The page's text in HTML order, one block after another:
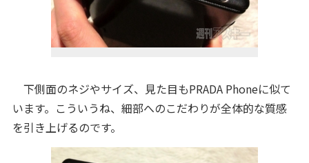
下側面のネジやサイズ、見た目もPRADA Phoneに似て
います。こういうね、細部へのこだわりが全体的な質感
を引き上げるのです。